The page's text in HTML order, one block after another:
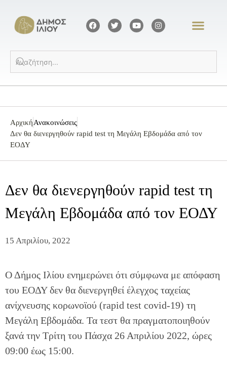
ΑρχικήΑνακοινώσεις
Δεν θα διενεργηθούν rapid test τη Μεγάλη Εβδομάδα από τον
ΕΟΔΥ
Δεν θα διενεργηθούν rapid test τη
Μεγάλη Εβδομάδα από τον ΕΟΔΥ
15 Απριλίου, 2022
Ο Δήμος Ιλίου ενημερώνει ότι σύμφωνα με απόφαση
του ΕΟΔΥ δεν θα διενεργηθεί έλεγχος ταχείας
ανίχνευσης κορωνοϊού (rapid test covid-19) τη
Μεγάλη Εβδομάδα. Τα τεστ θα πραγματοποιηθούν
ξανά την Τρίτη του Πάσχα 26 Απριλίου 2022, ώρες
09:00 έως 15:00.